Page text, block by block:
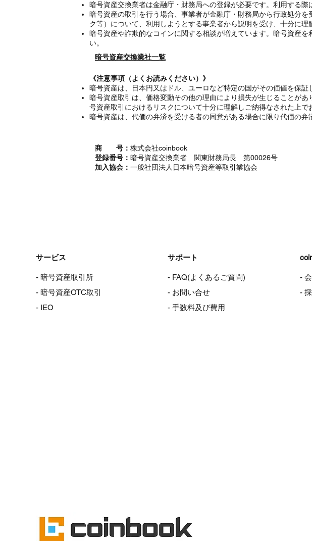
暗号資産交換業者は金融庁・財務局への登録が必要です。利用する
暗号資産の取引を行う場合、事業者が金融庁・財務局から行政処分
ク等）について、利用しようとする事業者から説明を受け、十分に理
暗号資産や詐欺的なコインに関する相談が増えています。暗号資産
い。
暗号資産交換業社一覧
《注意事項（よくお読みください）》
暗号資産は、日本円又はドル、ユーロなど特定の国がその価値を保証
暗号資産取引は、価格変動その他の理由により損失が生じることが
号資産取引におけるリスクについて十分に理解しご納得なされた上
暗号資産は、代価の弁済を受ける者の同意がある場合に限り代価の弁
商 号： 株式会社coinbook
登録番号： 暗号資産交換業者 関東財務局長 第00026号
加入協会： 一般社団法人日本暗号資産等取引業協会
-
-
サポート
- FAQ(よくあるご質問)
- お問い合せ
- 手数料及び費用
サービス
- 暗号資産取引所
- 暗号資産OTC取引
- IEO